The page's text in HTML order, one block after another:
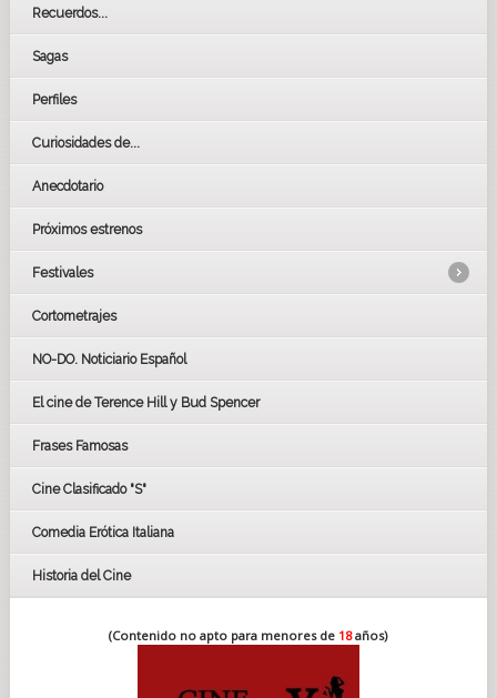
Recuerdos...
Sagas
Perfiles
Curiosidades de...
Anecdotario
Próximos estrenos
Festivales
LOS OSCARS
GOYAS
BAFTA
Cortometrajes
NO-DO. Noticiario Español
El cine de Terence Hill y Bud Spencer
Frases Famosas
Cine Clasificado "S"
Comedia Erótica Italiana
Historia del Cine
(Contenido no apto para menores de 18años)